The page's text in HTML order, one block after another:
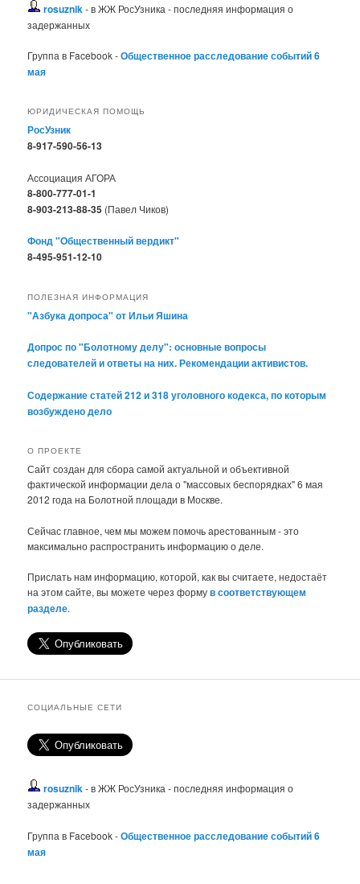
rosuznik - в ЖЖ РосУзника - последняя информация о
задержанных
Группа в Facebook -Общественное расследование событий 6
мая
ЮРИДИЧЕСКАЯ ПОМОЩЬ
РосУзник
8-917-590-56-13
Ассоциация АГОРА
8-800-777-01-1
8-903-213-88-35 (Павел Чиков)
Фонд "Общественный вердикт"
8-495-951-12-10
ПОЛЕЗНАЯ ИНФОРМАЦИЯ
"Азбука допроса" от Ильи Яшина
Допрос по "Болотному делу": основные вопросы
следователей и ответы на них. Рекомендации активистов.
Содержание статей 212 и 318 уголовного кодекса, по которым
возбуждено дело
О ПРОЕКТЕ
Сайт создан для сбора самой актуальной и объективной
фактической информации дела о "массовых беспорядках" 6 мая
2012 года на Болотной площади в Москве.
Сейчас главное, чем мы можем помочь арестованным - это
максимально распространить информацию о деле.
Прислать нам информацию, которой, как вы считаете, недостаёт
на этом сайте, вы можете через формув соответствующем
разделе.
СОЦИАЛЬНЫЕ СЕТИ
rosuznik- в ЖЖ РосУзника - последняя информация о
задержанных
Группа в Facebook -Общественное расследование событий 6
мая